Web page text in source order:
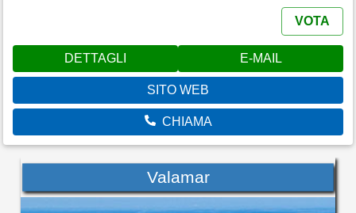
VOTA
DETTAGLI E-MAIL
SITO WEB
CHIAMA
Valamar